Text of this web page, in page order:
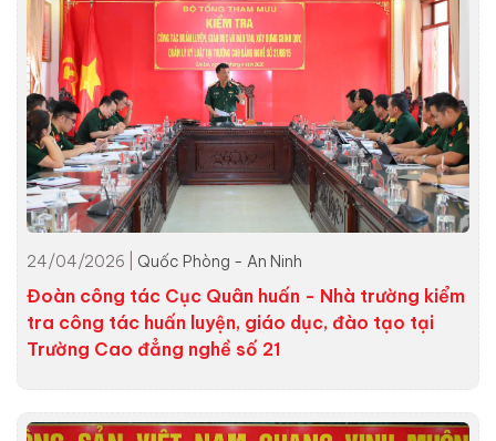
24/04/2026 | Quốc Phòng - An Ninh
Đoàn công tác Cục Quân huấn - Nhà trường kiểm
tra công tác huấn luyện, giáo dục, đào tạo tại
Trường Cao đẳng nghề số 21